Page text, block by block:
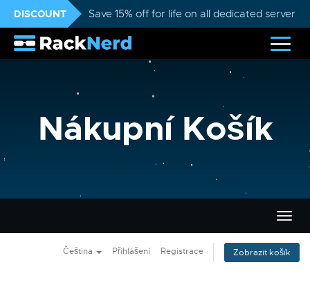
DISCOUNT Save 15% off for life on all dedicated servers
Nákupní Košík
Čeština Přihlášení Registrace Zobrazit košík